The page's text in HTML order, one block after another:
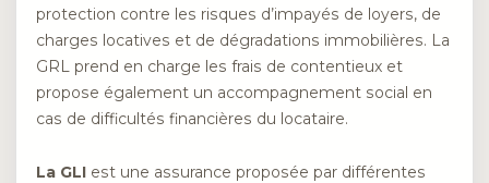
protection contre les risques d’impayés de loyers, de
charges locatives et de dégradations immobilières. La
GRL prend en charge les frais de contentieux et
propose également un accompagnement social en
cas de difficultés financières du locataire.
La GLI est une assurance proposée par différentes